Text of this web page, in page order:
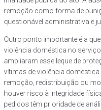
remoção como forma de
questionável administrativa e
Outro ponto importante é a
violência doméstica no
ampliaram esse leque de
vítimas de violência
remoção, redistribuição ou
houver risco à integridade
pedidos têm prioridade de